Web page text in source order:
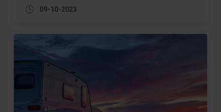
09-10-2023